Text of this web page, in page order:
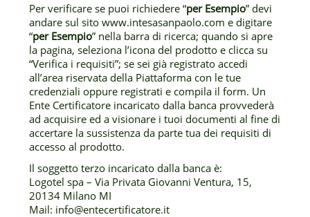
Per verificare se puoi richiedere “per Esempio” devi
andare sul sito www.intesasanpaolo.com e digitare
“per Esempio” nella barra di ricerca; quando si apre
la pagina, seleziona l’icona del prodotto e clicca su
“Verifica i requisiti”; se sei già registrato accedi
all’area riservata della Piattaforma con le tue
credenziali oppure registrati e compila il form. Un
Ente Certificatore incaricato dalla banca provvederà
ad acquisire ed a visionare i tuoi documenti al fine di
accertare la sussistenza da parte tua dei requisiti di
accesso al prodotto.
Il soggetto terzo incaricato dalla banca è:
Logotel spa – Via Privata Giovanni Ventura, 15,
20134 Milano MI
Mail: info@entecertificatore.it